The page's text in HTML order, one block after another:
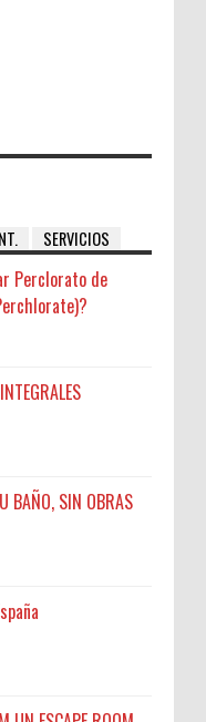
SERVICIOS
Perclorato de
BAÑO, SIN OBRAS